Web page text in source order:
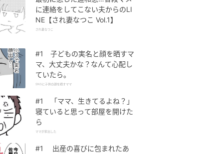
に連絡をしてこない夫からのLI
NE【され妻なつこ Vol.1】
され妻なつこ
#1 子どもの実名と顔を晒すマ
マ、大丈夫かな？なんて心配し
ていたら。
SNSに子供の顔を晒すママ
#1 「ママ、生きてるよね？」
寝ていると思って部屋を開けた
ら
ママが家出した
#1 出産の喜びに包まれたあ